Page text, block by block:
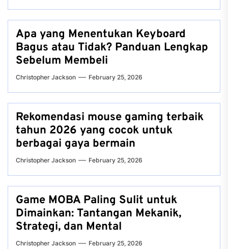
Apa yang Menentukan Keyboard
Bagus atau Tidak? Panduan Lengkap
Sebelum Membeli
Christopher Jackson February 25, 2026
Rekomendasi mouse gaming terbaik
tahun 2026 yang cocok untuk
berbagai gaya bermain
Christopher Jackson February 25, 2026
Game MOBA Paling Sulit untuk
Dimainkan: Tantangan Mekanik,
Strategi, dan Mental
Christopher Jackson February 25, 2026